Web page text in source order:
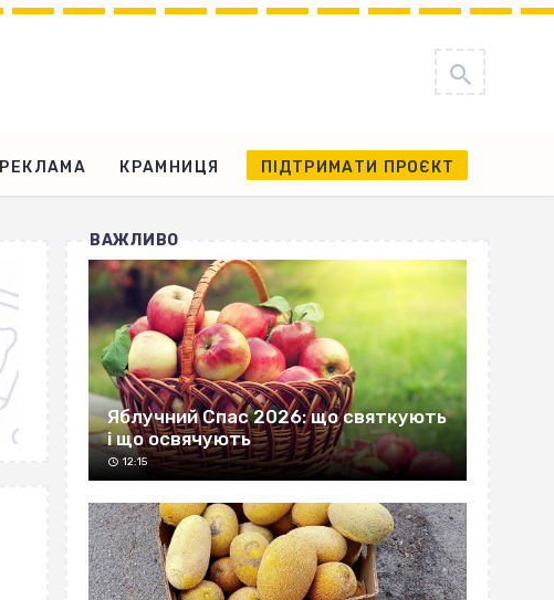
РЕКЛАМА КРАМНИЦЯ ПІДТРИМАТИ ПРОЄКТ
ВАЖЛИВО
Яблучний Спас 2026: що святкують
і що освячують
12:15